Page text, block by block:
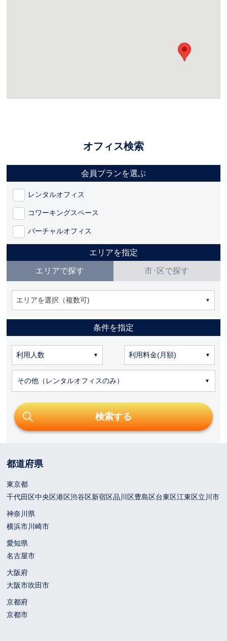
オフィス検索
会員プランを選ぶ
レンタルオフィス
コワーキングスペース
バーチャルオフィス
エリアを指定
エリアで探す 市･区で探す
エリアを選択（複数可)
条件を指定
その他（レンタルオフィスのみ）
都道府県
東京都
千代田区中央区港区渋谷区新宿区品川区豊島区台東区江東区立川市
神奈川県
横浜市川崎市
愛知県
名古屋市
大阪府
大阪市吹田市
京都府
京都市